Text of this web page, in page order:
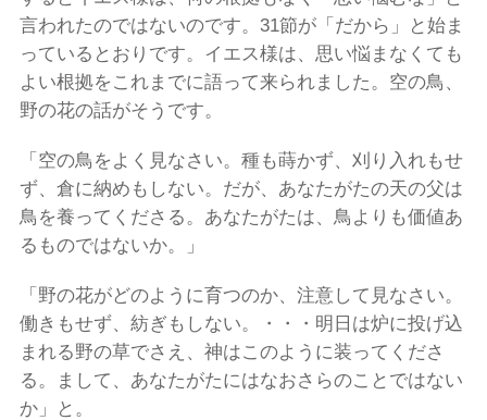
言われたのではないのです。31節が「だから」と始ま
っているとおりです。イエス様は、思い悩まなくても
よい根拠をこれまでに語って来られました。空の鳥、
野の花の話がそうです。
「空の鳥をよく見なさい。種も蒔かず、刈り入れもせ
ず、倉に納めもしない。だが、あなたがたの天の父は
鳥を養ってくださる。あなたがたは、鳥よりも価値あ
るものではないか。」
「野の花がどのように育つのか、注意して見なさい。
働きもせず、紡ぎもしない。・・・明日は炉に投げ込
まれる野の草でさえ、神はこのように装ってくださ
る。まして、あなたがたにはなおさらのことではない
か」と。